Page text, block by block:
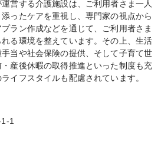
運営する介護施設は、ご利用者さま一人
ったケアを重視し、専門家の視点から
ラン作成などを通じて、ご利用者さま
る環境を整えています。その上、生活
当や社会保険の提供、そして子育て世
産後休暇の取得推進といった制度も充
イフスタイルも配慮されています。
1-1